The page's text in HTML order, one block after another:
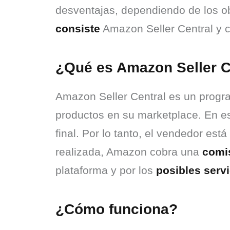
desventajas, dependiendo de los
consiste Amazon Seller Central y
¿Qué es Amazon Seller
Amazon Seller Central es un
productos en su marketplace. En
final. Por lo tanto, el vendedor
realizada, Amazon cobra una
plataforma y por los posibles
¿Cómo funciona?